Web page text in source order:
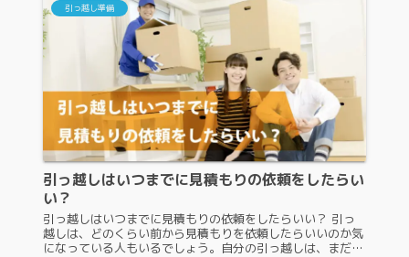
引っ越し準備
引っ越しはいつまでに見積もりの依頼をしたらい
い？
引っ越しはいつまでに見積もりの依頼をしたらいい？ 引っ
越しは、どのくらい前から見積もりを依頼したらいいのか気
になっている人もいるでしょう。自分の引っ越しは、まだ先